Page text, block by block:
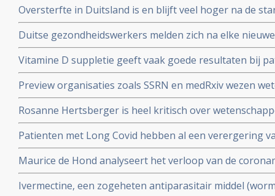
Oversterfte in Duitsland is en blijft veel hoger na de
peer reviewed studie en artsencollectief schrijft
Duitse gezondheidswerkers melden zich na elke
coronavirus - Covid-19 vaker ziek blijkt uit
en derde vaccinatierondes
Vitamine D suppletie geeft vaak goede resultaten bij
coronavirus - Covid-19 en al opgenomen in het
analyse zien van alle studies wereldwijd
Preview organisaties zoals SSRN en medRxiv wezen
onderzoek af als die afweken van Amerikaans
de maatregelen.
Rosanne Hertsberger is heel kritisch over
gemanipuleeerd zwegen over misvattingen tijdens de
Patienten met Long Covid hebben al een verergering
vermoeidheid, moeite met het reguleren van de
disfunctie, zelfs na een lichte inspanning.
Maurice de Hond analyseert het verloop van de
opeenvolgende artikelen.
Ivermectine, een zogeheten antiparasitair middel